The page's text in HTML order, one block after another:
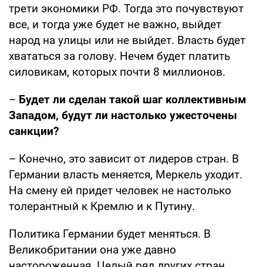
трети экономики РФ. Тогда это почувствуют
все, и тогда уже будет не важно, выйдет
народ на улицы или не выйдет. Власть будет
хвататься за голову. Нечем будет платить
силовикам, которых почти 8 миллионов.
– Будет ли сделан такой шаг коллективным
Западом, будут ли настолько ужесточены
санкции?
– Конечно, это зависит от лидеров стран. В
Германии власть меняется, Меркель уходит.
На смену ей придет человек не настолько
толерантный к Кремлю и к Путину.
Политика Германии будет меняться. В
Великобритании она уже давно